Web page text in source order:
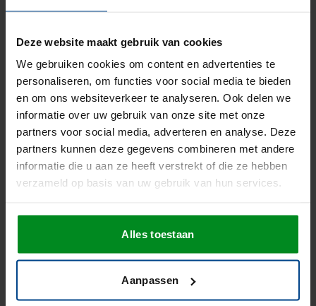
Deze website maakt gebruik van cookies
We gebruiken cookies om content en advertenties te
personaliseren, om functies voor social media te bieden
en om ons websiteverkeer te analyseren. Ook delen we
informatie over uw gebruik van onze site met onze
partners voor social media, adverteren en analyse. Deze
partners kunnen deze gegevens combineren met andere
informatie die u aan ze heeft verstrekt of die ze hebben
verzameld op basis van uw gebruik van hun services.
Alles toestaan
Aanpassen
Leestijd 4 min | 16 april 2026
HET IT: IT-ondersteuning met geborgd